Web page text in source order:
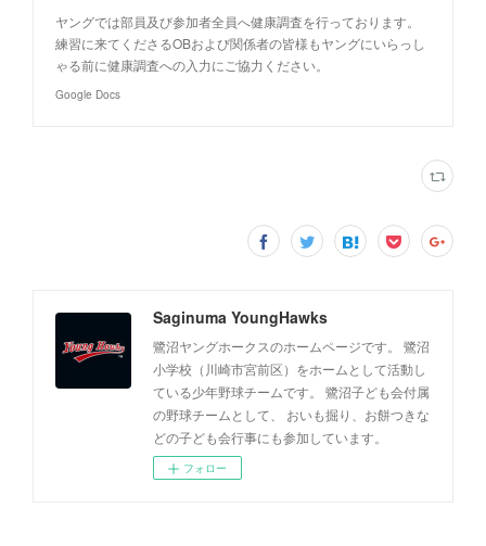
ヤングでは部員及び参加者全員へ健康調査を行っております。
練習に来てくださるOBおよび関係者の皆様もヤングにいらっし
ゃる前に健康調査への入力にご協力ください。
Google Docs
Saginuma YoungHawks
鷺沼ヤングホークスのホームページです。 鷺沼
小学校（川崎市宮前区）をホームとして活動し
ている少年野球チームです。 鷺沼子ども会付属
の野球チームとして、 おいも掘り、お餅つきな
どの子ども会行事にも参加しています。
フォロー